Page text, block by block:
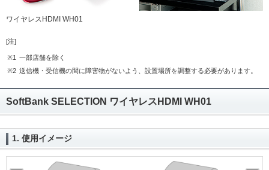
ワイヤレスHDMI WH01
[注]
※1 一部店舗を除く
※2 送信機・受信機の間に障害物がないよう、設置場所を調整する必要があります。
SoftBank SELECTION ワイヤレスHDMI WH01
1. 使用イメージ